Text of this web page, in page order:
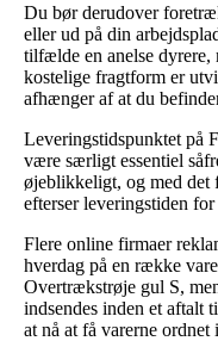
Du bør derudover
eller ud på din
tilfælde en anelse dyrere,
kostelige fragtform er
afhænger af at du
Leveringstidspunktet på
være særligt essentiel
øjeblikkeligt, og med det
efterser leveringstiden
Flere online firmaer
hverdag på en række
Overtrækstrøje gul S,
indsendes inden et aftalt
at nå at få varerne